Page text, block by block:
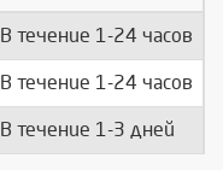
В течение 1-24 часов
В течение 1-24 часов
В течение 1-3 дней